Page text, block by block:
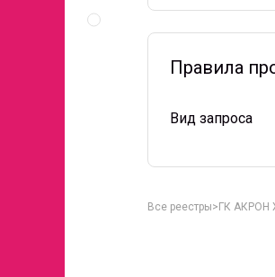
запроса
Правила
Вид запроса
Все реестры ГК АКРОН